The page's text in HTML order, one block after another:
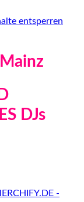
entsperren
DJs